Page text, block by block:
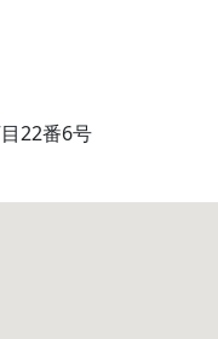
22番6号